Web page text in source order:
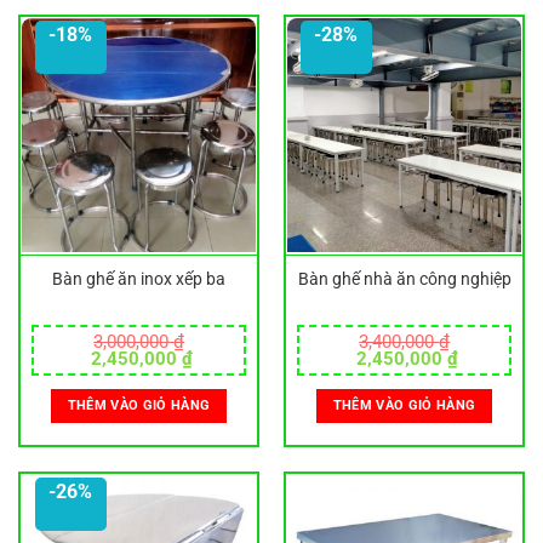
-18%
Bàn ghế ăn inox xếp ba
3,000,000₫
Giá
gốc
là:
3,000,000 ₫.
2,450,000 ₫Giá
hiện
tại
là:
2,450,000 ₫.
THÊM VÀO GIỎ HÀNG
-28%
Bàn ghế nhà ăn công nghiệp
3,400,000₫
Giá
gốc
là:
3,400,000 ₫.
2,450,000 ₫Giá
hiện
tại
là:
THÊM VÀO GIỎ HÀNG
-26%